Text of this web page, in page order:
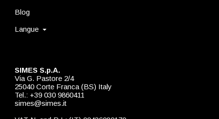
SIMES S.p.A.
Via G. Pastore 2/4
25040 Corte Franca (BS) Italy
Tel.: +39 030 9860411
simes@simes.it
Blog
Langue